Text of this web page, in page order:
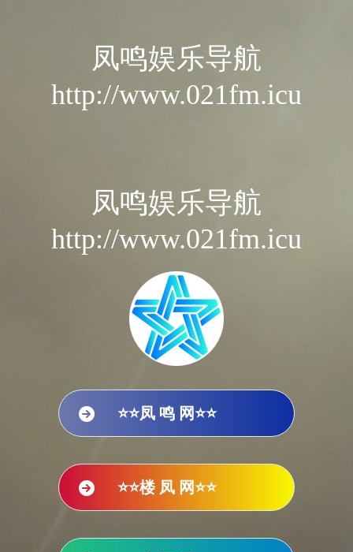
凤鸣娱乐导航
http://www.021fm.icu
凤鸣娱乐导航
http://www.021fm.icu
⭐⭐凤 鸣 网⭐⭐
⭐⭐楼 凤 网⭐⭐